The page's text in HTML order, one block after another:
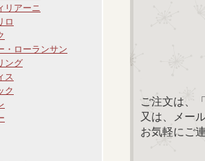
リアーニ
ロ
・ローランサン
ング
ス
ク
ご注文は、
又は、メー
お気軽にご